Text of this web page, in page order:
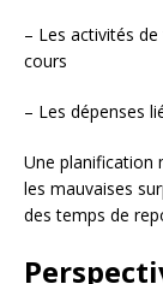
– Les activités
cours
– Les dépenses
Une planification
les mauvaises
des temps de